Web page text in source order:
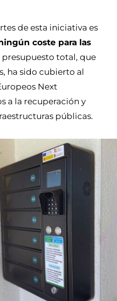
de esta iniciativa es
coste para las
presupuesto total, que
ha sido cubierto al
Next
a la recuperación y
públicas.